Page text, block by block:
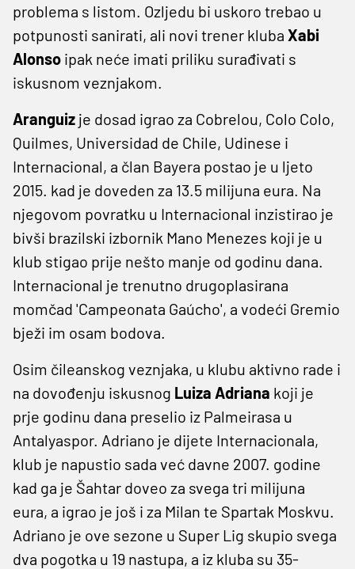
problema s listom. Ozljedu bi uskoro trebao u
potpunosti sanirati, ali novi trener kluba Xabi
Alonso ipak neće imati priliku surađivati s
iskusnom veznjakom.
Aranguiz je dosad igrao za Cobrelou, Colo Colo,
Quilmes, Universidad de Chile, Udinese i
Internacional, a član Bayera postao je u ljeto
2015. kad je doveden za 13.5 milijuna eura. Na
njegovom povratku u Internacional inzistirao je
bivši brazilski izbornik Mano Menezes koji je u
klub stigao prije nešto manje od godinu dana.
Internacional je trenutno drugoplasirana
momčad 'Campeonata Gaúcho', a vodeći Gremio
bježi im osam bodova.
Osim čileanskog veznjaka, u klubu aktivno rade i
na dovođenju iskusnog Luiza Adriana koji je
prje godinu dana preselio iz Palmeirasa u
Antalyaspor. Adriano je dijete Internacionala,
klub je napustio sada već davne 2007. godine
kad ga je Šahtar doveo za svega tri milijuna
eura, a igrao je još i za Milan te Spartak Moskvu.
Adriano je ove sezone u Super Lig skupio svega
dva pogotka u 19 nastupa, a iz kluba su 35-